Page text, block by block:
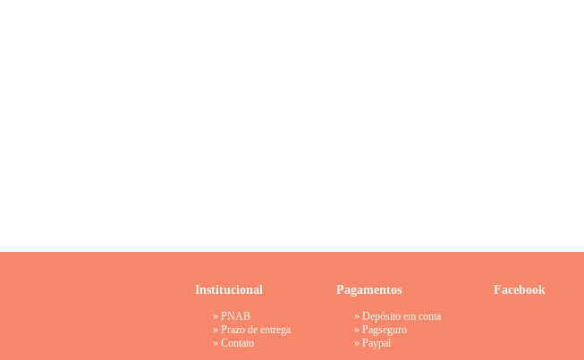
Institucional
» PNAB
» Prazo de entrega
» Contato
Pagamentos
» Depósito em conta
» Pagseguro
» Paypal
Facebook